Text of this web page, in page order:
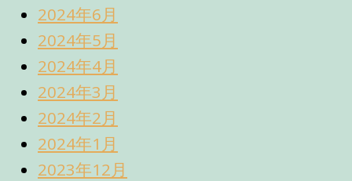
2024年6月
2024年5月
2024年4月
2024年3月
2024年2月
2024年1月
2023年12月